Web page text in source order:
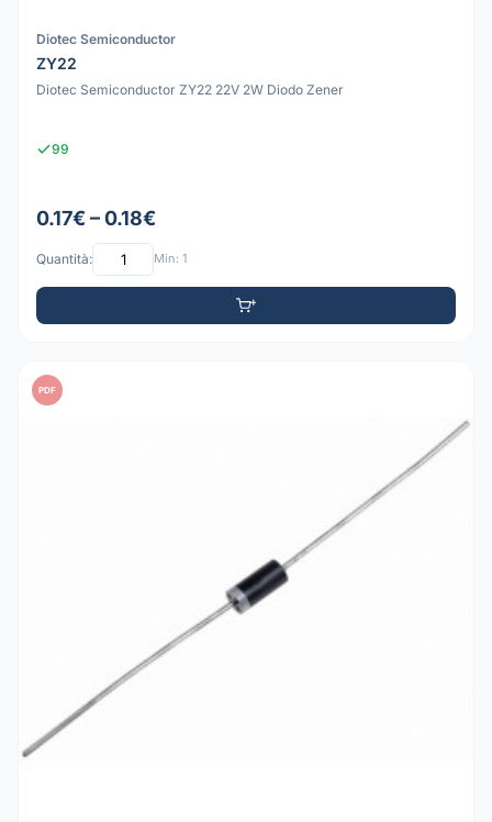
Diotec Semiconductor
ZY22
Diotec Semiconductor ZY22 22V 2W Diodo Zener
99
0.17€ – 0.18€
Quantità: Min: 1
PDF